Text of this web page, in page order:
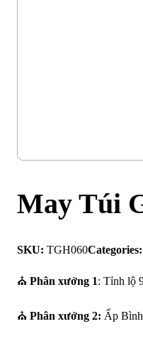
May Túi
SKU: TGH060Categories:
⛪ Phân xưởng 1: Tỉnh lộ
⛪ Phân xưởng 2: Ấp